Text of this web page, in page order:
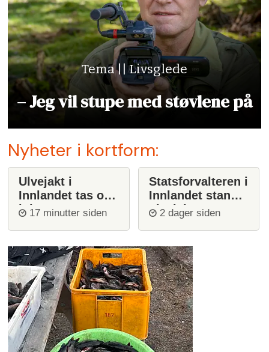
Tema || Livsglede
– Jeg vil stupe med støvlene på
Nyheter i kortform:
Ulvejakt i
Innlandet tas opp
igjen
17 minutter siden
Statsforvalteren i
Innlandet stanser
ulvejakt
2 dager siden